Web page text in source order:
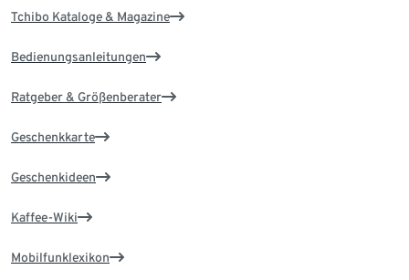
Tchibo Kataloge & Magazine
Bedienungsanleitungen
Ratgeber & Größenberater
Geschenkkarte
Geschenkideen
Kaffee-Wiki
Mobilfunklexikon